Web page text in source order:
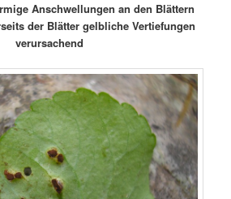
Anschwellungen an den Blättern
der Blätter gelbliche Vertiefungen
verursachend